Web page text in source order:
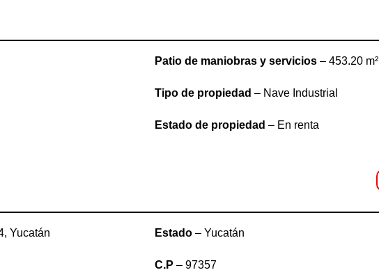
Patio de maniobras y servicios – 453.20 m²
Tipo de propiedad – Nave Industrial
Estado de propiedad – En renta
Yucatán Estado – Yucatán
C.P – 97357